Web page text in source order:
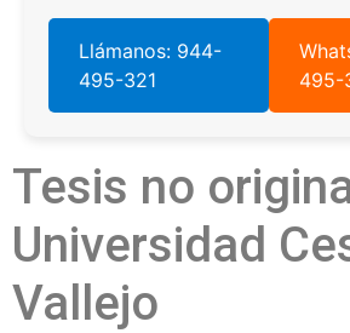
Llámanos: 944-
495-321
495-
Tesis no
Universidad
Vallejo